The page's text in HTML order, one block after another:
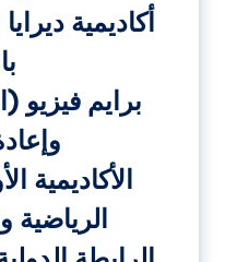
أكاديمية ديرايا
برايم فيزيو
الأكاديمية
الرياضية